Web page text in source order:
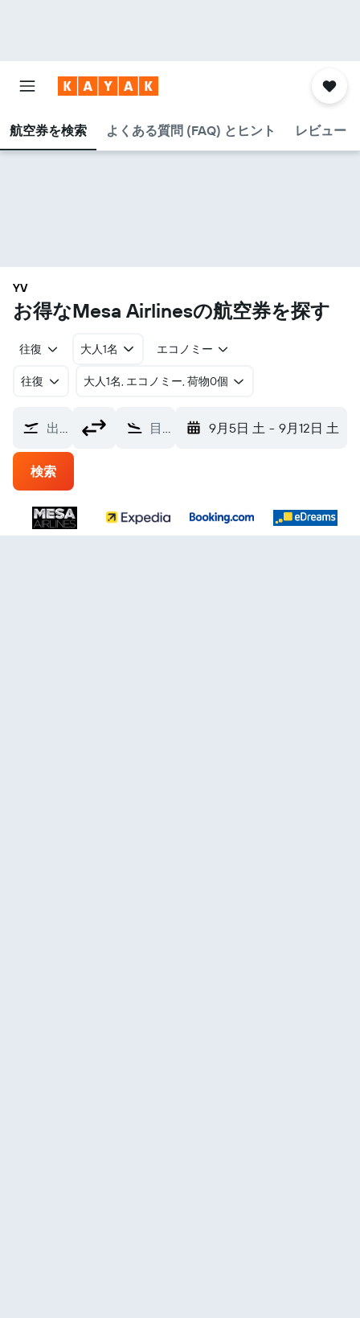
航空券を検索 よくある質問 (FAQ) とヒント レビュー
YV
お得なMesa Airlines​の航空券を探す
往復 大人1名 エコノミー
往復 ​大人1名, エコノミー, 荷物0個
出発地 目的地 9月5日 土 - 9月12日 土
検索